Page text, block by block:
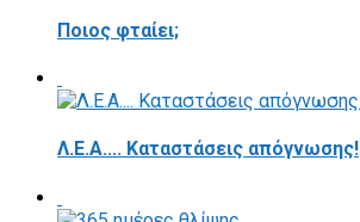
Ποιος φταίει;
Λ.Ε.Α.... Καταστάσεις απόγνωσης!